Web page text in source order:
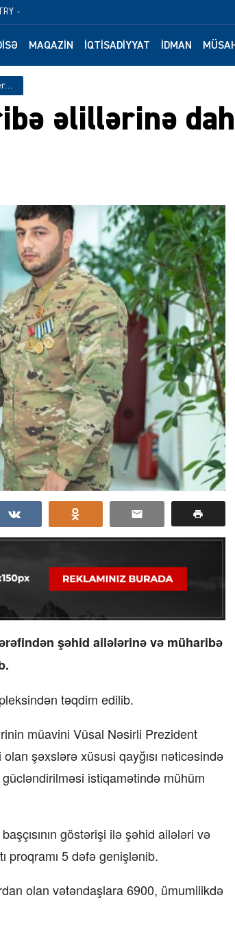
TRY -
MAQAZIN İQTISADIYYAT İDMAN
Şəhid ailələri və müharibə əlillərinə daha 100 mənzil verilib
əlillərinə
şəhid ailələrinə və müharibə
təqdim edilib.
müavini Vüsal Nəsirli Prezident
şəxslərə xüsusi qayğısı nəticəsində
istiqamətində mühüm
göstərişi ilə şəhid ailələri və
proqramı 5 dəfə genişlənib.
olan vətəndaşlara 6900, ümumilikdə